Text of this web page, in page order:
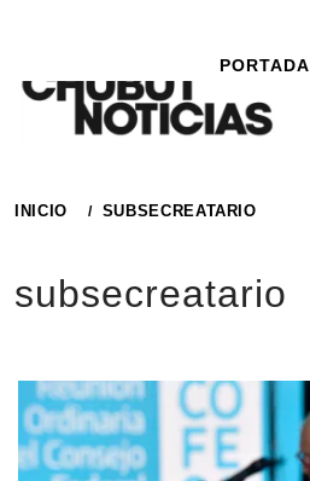
contenido
PORTADA
INICIO SUBSECREATARIO
subsecreatario